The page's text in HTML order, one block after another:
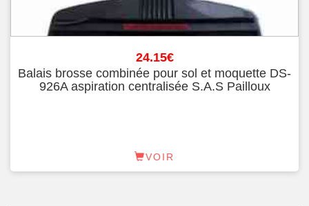
24.15€
Balais brosse combinée pour sol et moquette DS-
926A aspiration centralisée S.A.S Pailloux
VOIR